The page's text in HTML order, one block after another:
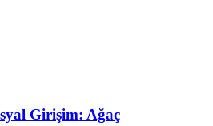
Girişim: Ağaç